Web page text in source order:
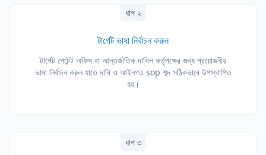
ধাপ ২
টার্গেট ভাষা নির্বাচন করুন
টার্গেট পেটেন্ট অফিস বা আন্তর্জাতিক দাখিল কর্তৃপক্ষের জন্য প্রয়োজনীয়
ভাষা নির্বাচন করুন যাতে দাবি ও আইনগত sop শব্দ সঠিকভাবে উপস্থাপিত
হয়।
ধাপ ৩